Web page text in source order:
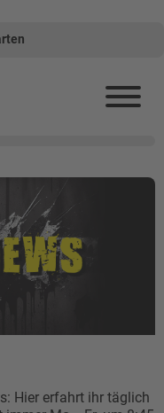
Hier erfahrt ihr täglich